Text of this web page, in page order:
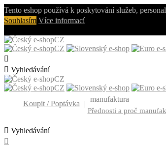
Tento eshop používá k poskytování služeb,
Souhlasím Více informací
CZ
CZ

 Vyhledávání
CZ
CZ
Koupit / Poptávka
|
manufaktura
Přednosti a proč
 Vyhledávání
